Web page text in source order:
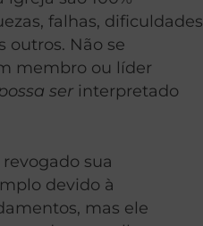
falhas, dificuldades
outros. Não se
membro ou líder
ser interpretado
sua
devido à
mas ele